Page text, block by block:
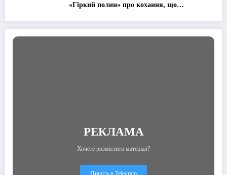
«Гіркий полин» про кохання, що
РЕКЛАМА
Хочете розмістити матеріал?
Пишіть в Telegram